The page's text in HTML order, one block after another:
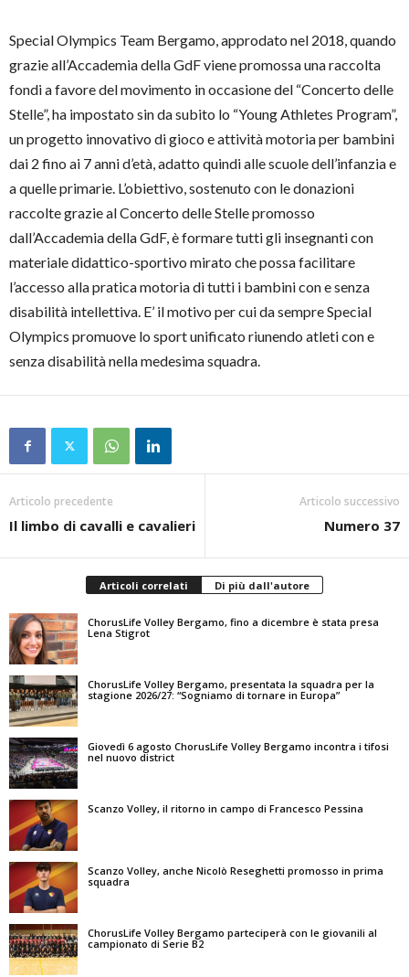
Special Olympics Team Bergamo, approdato nel 2018, quando
grazie all’Accademia della GdF viene promossa una raccolta
fondi a favore del movimento in occasione del “Concerto delle
Stelle”, ha impostato sin da subito lo “Young Athletes Program”,
un progetto innovativo di gioco e attività motoria per bambini
dai 2 fino ai 7 anni d’età, adatto quindi alle scuole dell’infanzia e
a quelle primarie. L’obiettivo, sostenuto con le donazioni
raccolte grazie al Concerto delle Stelle promosso
dall’Accademia della GdF, è formare tutti gli insegnanti con
materiale didattico-sportivo mirato che possa facilitare
l’accesso alla pratica motoria di tutti i bambini con e senza
disabilità intellettiva. E’ il motivo per cui da sempre Special
Olympics promuove lo sport unificato riunendo atleti con e
senza disabilità nella medesima squadra.
Articolo precedente
Il limbo di cavalli e cavalieri
Articolo successivo
Numero 37
Articoli correlati Di più dall'autore
ChorusLife Volley Bergamo, fino a dicembre è stata presa
Lena Stigrot
ChorusLife Volley Bergamo, presentata la squadra per la
stagione 2026/27: “Sogniamo di tornare in Europa”
Giovedì 6 agosto ChorusLife Volley Bergamo incontra i tifosi
nel nuovo district
Scanzo Volley, il ritorno in campo di Francesco Pessina
Scanzo Volley, anche Nicolò Reseghetti promosso in prima
squadra
ChorusLife Volley Bergamo parteciperà con le giovanili al
campionato di Serie B2